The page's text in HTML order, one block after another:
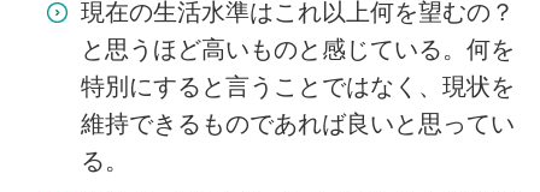
現在の生活水準はこれ以上何を望むの？
と思うほど高いものと感じている。何を
特別にすると言うことではなく、現状を
維持できるものであれば良いと思ってい
る。